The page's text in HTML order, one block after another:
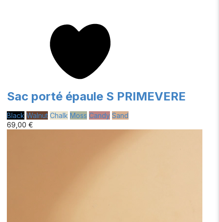
Sac porté épaule S PRIMEVERE
Black Walnut Chalk Moss Candy Sand
69,00 €